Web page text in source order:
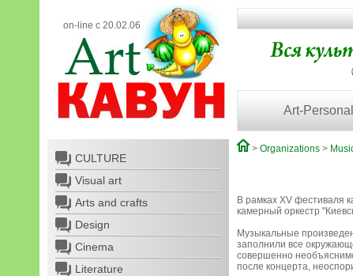
on-line с 20.02.06
Art-
CULTURE
Visual art
Arts and crafts
Design
Cinema
Literature
> Organizations >
В рамках ХV фестиваля
камерный оркестр
Музыкальные
заполнили все
совершенно
после концерта,